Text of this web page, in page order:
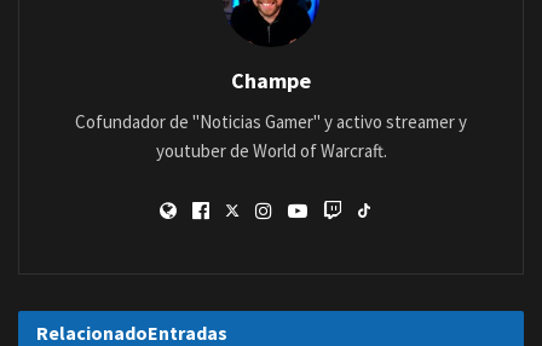
Champe
Cofundador de "Noticias Gamer" y activo streamer y
youtuber de World of Warcraft.
RelacionadoEntradas